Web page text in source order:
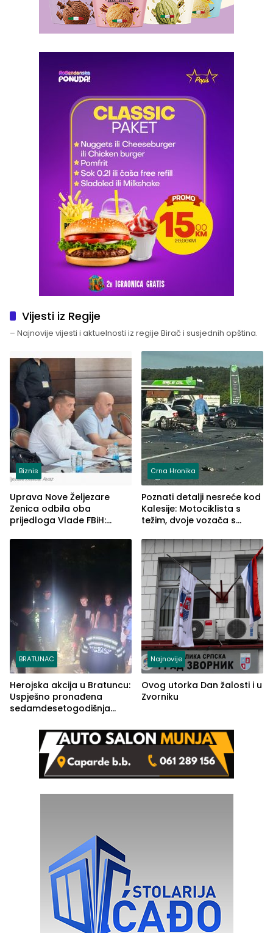
Vijesti iz Regije
– Najnovije vijesti i aktuelnosti iz regije Birač i susjednih opština.
Biznis
Uprava Nove Željezare
Zenica odbila oba
prijedloga Vlade FBiH:
rješenje
Crna Hronika
Poznati detalji nesreće kod
Kalesije: Motociklista s
težim, dvoje vozača s
BRATUNAC
Herojska akcija u Bratuncu:
Uspješno pronađena
sedamdesetogodišnja
Kravice.
Najnovije
Ovog utorka Dan žalosti i u
Zvorniku